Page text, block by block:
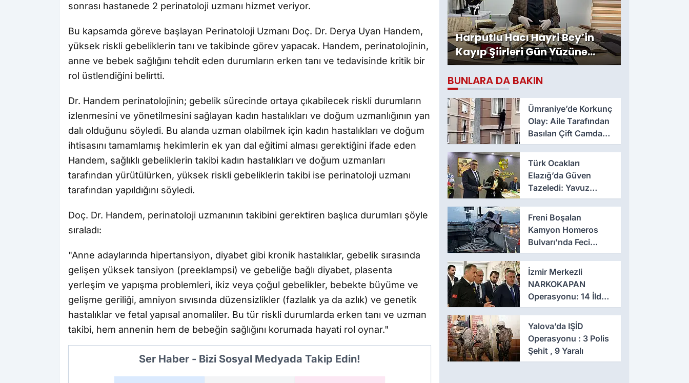
sonrası hastanede 2 perinatoloji uzmanı hizmet veriyor.
Bu kapsamda göreve başlayan Perinatoloji Uzmanı Doç. Dr. Derya Uyan Handem,
yüksek riskli gebeliklerin tanı ve takibinde görev yapacak. Handem, perinatolojinin,
anne ve bebek sağlığını tehdit eden durumların erken tanı ve tedavisinde kritik bir
rol üstlendiğini belirtti.
Dr. Handem perinatolojinin; gebelik sürecinde ortaya çıkabilecek riskli durumların
izlenmesini ve yönetilmesini sağlayan kadın hastalıkları ve doğum uzmanlığının yan
dalı olduğunu söyledi. Bu alanda uzman olabilmek için kadın hastalıkları ve doğum
ihtisasını tamamlamış hekimlerin ek yan dal eğitimi alması gerektiğini ifade eden
Handem, sağlıklı gebeliklerin takibi kadın hastalıkları ve doğum uzmanları
tarafından yürütülürken, yüksek riskli gebeliklerin takibi ise perinatoloji uzmanı
tarafından yapıldığını söyledi.
Doç. Dr. Handem, perinatoloji uzmanının takibini gerektiren başlıca durumları şöyle
sıraladı:
"Anne adaylarında hipertansiyon, diyabet gibi kronik hastalıklar, gebelik sırasında
gelişen yüksek tansiyon (preeklampsi) ve gebeliğe bağlı diyabet, plasenta
yerleşim ve yapışma problemleri, ikiz veya çoğul gebelikler, bebekte büyüme ve
gelişme geriliği, amniyon sıvısında düzensizlikler (fazlalık ya da azlık) ve genetik
hastalıklar ve fetal yapısal anomaliler. Bu tür riskli durumlarda erken tanı ve uzman
takibi, hem annenin hem de bebeğin sağlığını korumada hayati rol oynar."
Ser Haber - Bizi Sosyal Medyada Takip Edin!
Harputlu Hacı Hayri Bey’in
Kayıp Şiirleri Gün Yüzüne
Çıktı
BUNLARA DA BAKIN
Ümraniye’de Korkunç
Olay: Aile Tarafından
Basılan Çift Camdan
Atladı
Türk Ocakları
Elazığ’da Güven
Tazeledi: Yavuz
Haykır Yeniden
Başkan
Freni Boşalan
Kamyon Homeros
Bulvarı’nda Feci
Kazaya Neden Oldu
İzmir Merkezli
NARKOKAPAN
Operasyonu: 14 İlde
Eş Zamanlı Baskın,
641 Gözaltı
Yalova’da IŞİD
Operasyonu : 3 Polis
Şehit , 9 Yaralı